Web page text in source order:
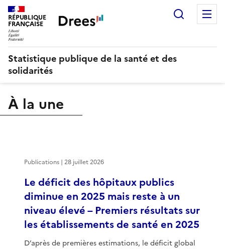
RÉPUBLIQUE
FRANÇAISE
Statistique publique de la santé et des
solidarités
À la une
Le déficit des hôpitaux publics
diminue en 2025 mais reste à un
niveau élevé – Premiers résultats sur
les établissements de santé en 2025
D’après de premières estimations, le déficit global
Publications | 28 juillet 2026